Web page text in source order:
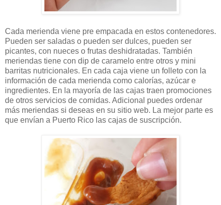
Cada merienda viene pre empacada en estos contenedores.
Pueden ser saladas o pueden ser dulces, pueden ser
picantes, con nueces o frutas deshidratadas. También
meriendas tiene con dip de caramelo entre otros y mini
barritas nutricionales. En cada caja viene un folleto con la
información de cada merienda como calorías, azúcar e
ingredientes. En la mayoría de las cajas traen promociones
de otros servicios de comidas. Adicional puedes ordenar
más meriendas si deseas en su sitio web. La mejor parte es
que envían a Puerto Rico las cajas de suscripción.